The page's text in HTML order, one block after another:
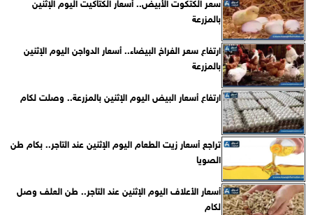
بالمزرعة
ارتفاع سعر الفراخ البيضاء.. أسعار الدواجن اليوم الإثنين
بالمزرعة
ارتفاع أسعار البيض اليوم الإثنين بالمزرعة.. وصلت لكام
تراجع أسعار زيت الطعام اليوم الإثنين عند التاجر.. بكام طن
الصويا
أسعار الأعلاف اليوم الإثنين عند التاجر.. طن العلف وصل
لكام